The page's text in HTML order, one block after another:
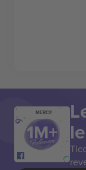
MERCI!